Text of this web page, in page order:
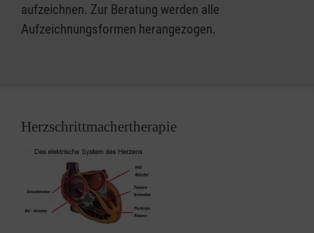
aufzeichnen. Zur Beratung werden alle
Aufzeichnungsformen herangezogen.
Herzschrittmachertherapie